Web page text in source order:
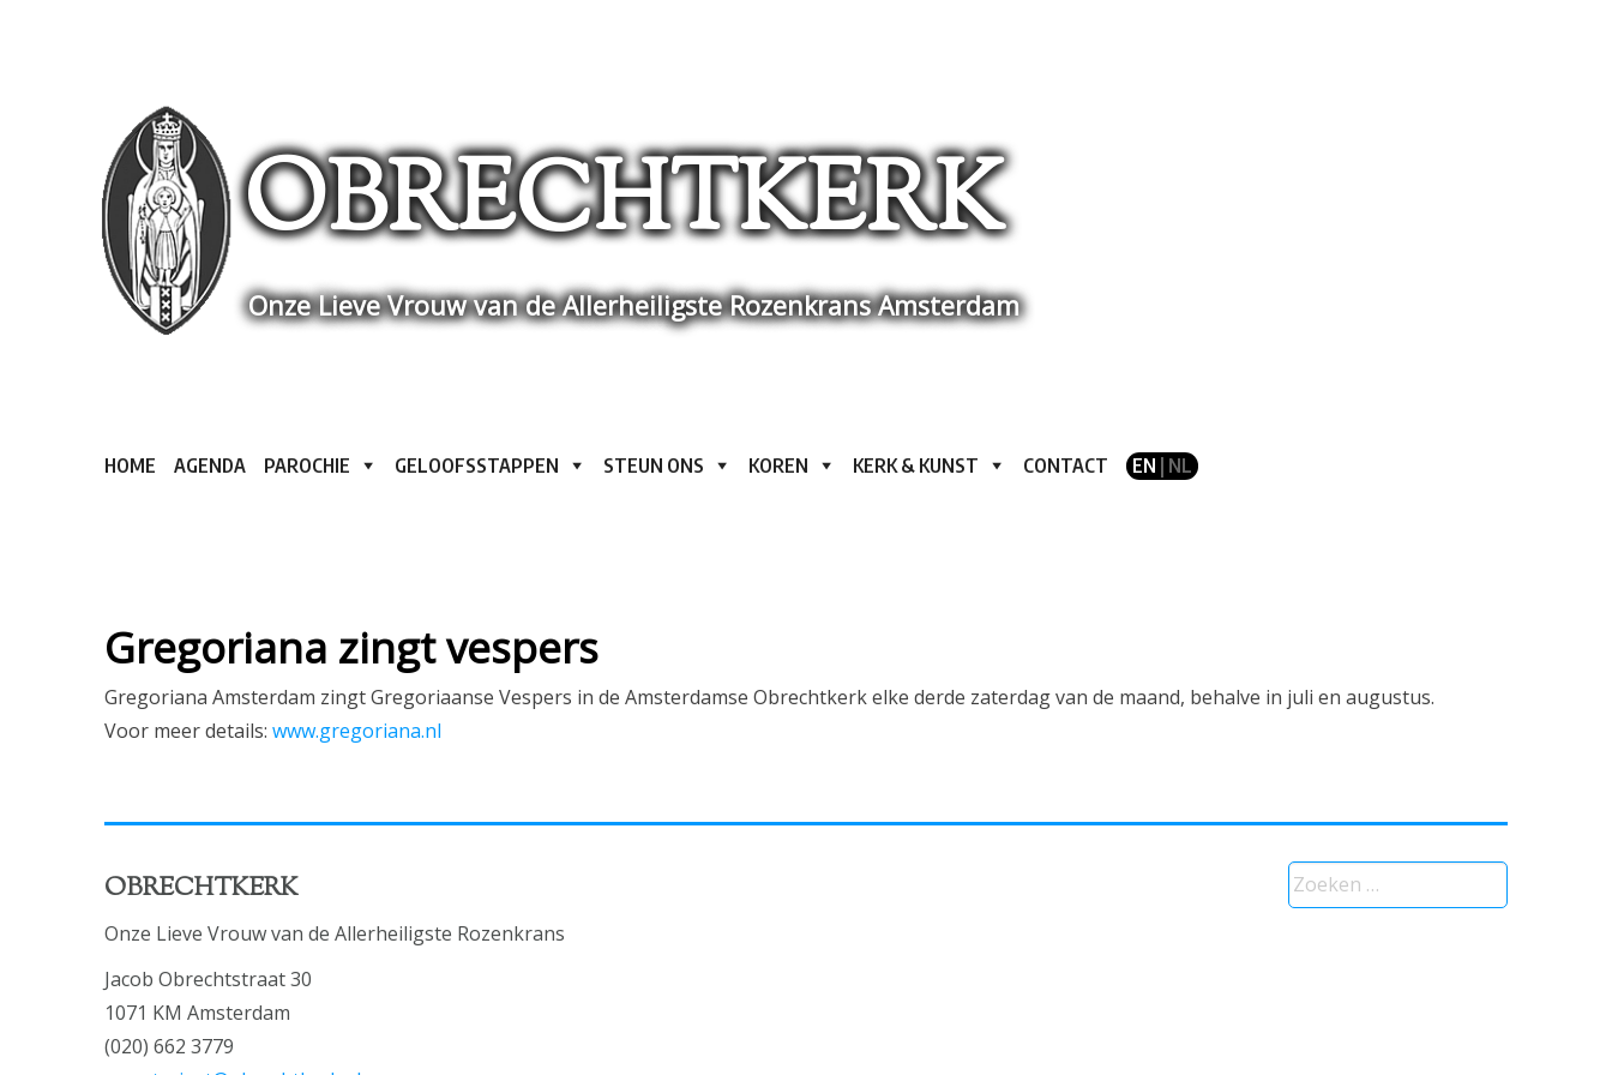
OBRECHTKERK
Onze Lieve Vrouw van de Allerheiligste Rozenkrans Amsterdam
HOME AGENDA PAROCHIE GELOOFSSTAPPEN STEUN ONS KOREN KERK & KUNST CONTACT EN | NL
Gregoriana zingt vespers
Gregoriana Amsterdam zingt Gregoriaanse Vespers in de Amsterdamse Obrechtkerk elke derde zaterdag van de maand, behalve in juli en augustus.
Voor meer details: www.gregoriana.nl
OBRECHTKERK
Onze Lieve Vrouw van de Allerheiligste Rozenkrans
Jacob Obrechtstraat 30
1071 KM Amsterdam
(020) 662 3779
Zoeken
naar: